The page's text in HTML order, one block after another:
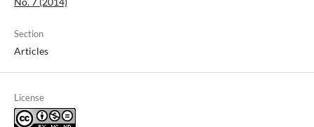
Section
Articles
License